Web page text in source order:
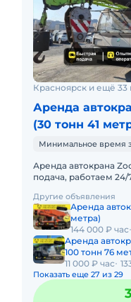
Красноярск и ещё 33
Аренда
(30 тонн 41
Минимальное время
Аренда автокрана
подача, работаем
ZOOMLION QY30V
Другие объявления
Аренда
метра)
144 000 ₽ час
Аренда
100 тонн 76
11 000 ₽ час
Показать еще 27 из 29